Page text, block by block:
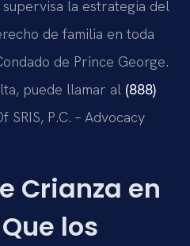
la estrategia del
de familia en toda
de Prince George.
puede llamar al (888)
SRIS, P.C. – Advocacy
Crianza en
los